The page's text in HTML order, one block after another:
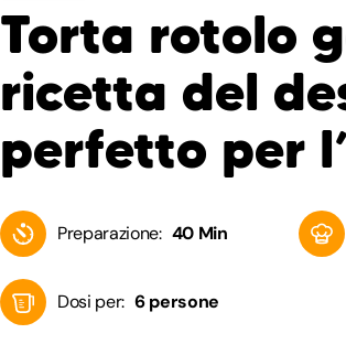
Torta rotolo
ricetta del
perfetto per
Preparazione: 40 Min
Dosi per: 6 persone